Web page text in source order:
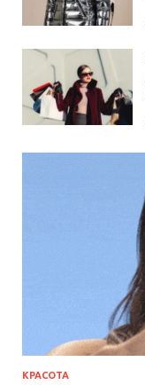
КРАСОТА